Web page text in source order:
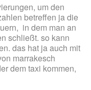
um den
betreffen ja die
in dem man an
schließt. so kann
das hat ja auch mit
marrakesch
dem taxi kommen,